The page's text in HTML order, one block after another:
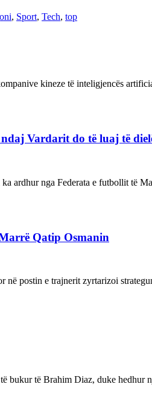
, Sport, Tech, top
kineze të inteligjencës
Vardarit do të luaj të
ardhur nga Federata e futbollit të
Qatip Osmanin
në postin e trajnerit zyrtarizoi
bukur të Brahim Diaz, duke hedhur